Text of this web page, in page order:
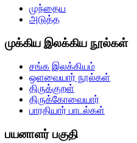
முந்தைய
அடுத்த
முக்கிய இலக்கிய நூல்கள்
சங்க இலக்கியம்
ஒளவையார் நூல்கள்
திருக்குறள்
திருக்கோவையார்
பாரதியார் பாடல்கள்
பயனாளர் பகுதி